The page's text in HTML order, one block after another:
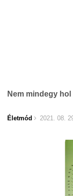
Nem mindegy
Életmód 2021. 08.